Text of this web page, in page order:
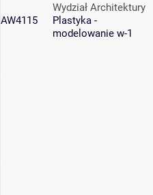
AW4115
Wydział Architektury
Plastyka -
modelowanie w-1